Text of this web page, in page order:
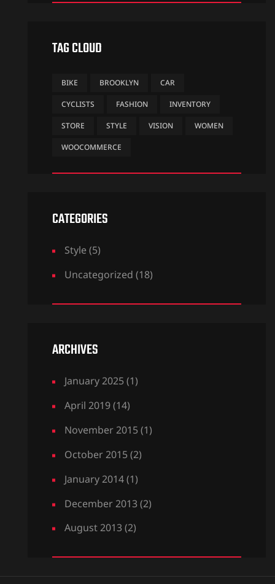
TAG CLOUD
BIKE BROOKLYN CAR
CYCLISTS FASHION INVENTORY
STORE STYLE VISION WOMEN
WOOCOMMERCE
CATEGORIES
Style(5)
Uncategorized (18)
ARCHIVES
January 2025(1)
April 2019(14)
November 2015(1)
October 2015(2)
January 2014(1)
December 2013 (2)
August 2013 (2)